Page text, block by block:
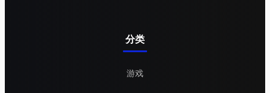
分类
游戏